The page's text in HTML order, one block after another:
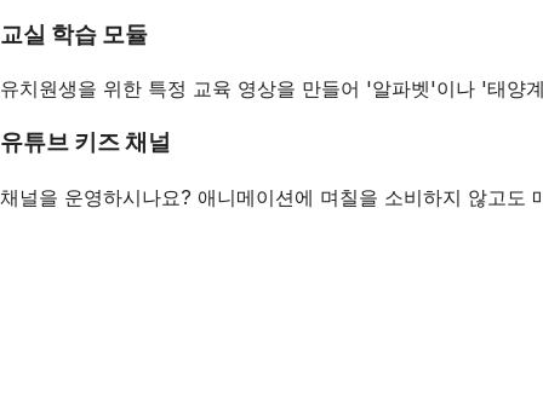
교실 학습 모듈
유치원생을 위한 특정 교육 영상을 만들어 '알파벳'이나 '태양
유튜브 키즈 채널
채널을 운영하시나요? 애니메이션에 며칠을 소비하지 않고